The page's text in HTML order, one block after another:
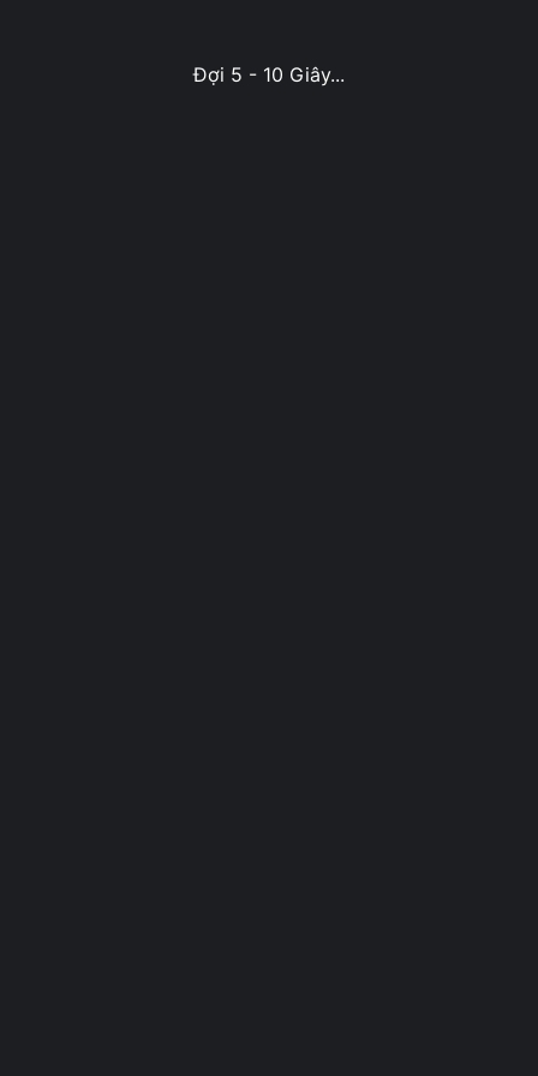
Đợi 5 - 10 Giây...